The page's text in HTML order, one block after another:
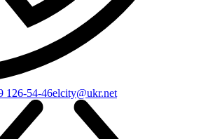
126-54-46elcity@ukr.net